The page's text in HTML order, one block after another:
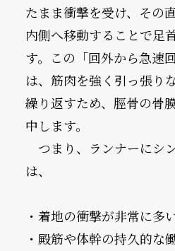
たまま衝撃を受け、その
内側へ移動することで足
す。この「回外から急速
は、筋肉を強く引っ張り
繰り返すため、脛骨の骨
中します。
つまり、ランナーにシ
は、
・着地の衝撃が非常に多
・殿筋や体幹の持久的な